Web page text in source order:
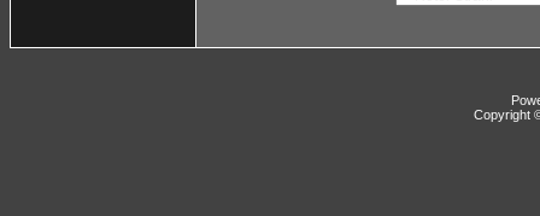
Copyright